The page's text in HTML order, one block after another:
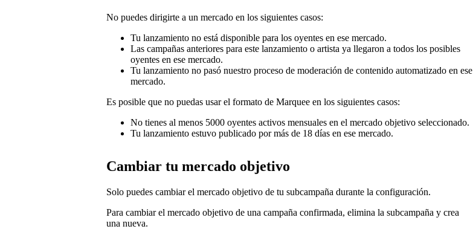
No puedes dirigirte a un mercado en los siguientes casos:
Tu lanzamiento no está disponible para los oyentes en ese mercado.
Las campañas anteriores para este lanzamiento o artista ya llegaron a todos los posibles
oyentes en ese mercado.
Tu lanzamiento no pasó nuestro proceso de moderación de contenido automatizado en ese
mercado.
Es posible que no puedas usar el formato de Marquee en los siguientes casos:
No tienes al menos 5000 oyentes activos mensuales en el mercado objetivo seleccionado.
Tu lanzamiento estuvo publicado por más de 18 días en ese mercado.
Cambiar tu mercado objetivo
Solo puedes cambiar el mercado objetivo de tu subcampaña durante la configuración.
Para cambiar el mercado objetivo de una campaña confirmada, elimina la subcampaña y crea
una nueva.